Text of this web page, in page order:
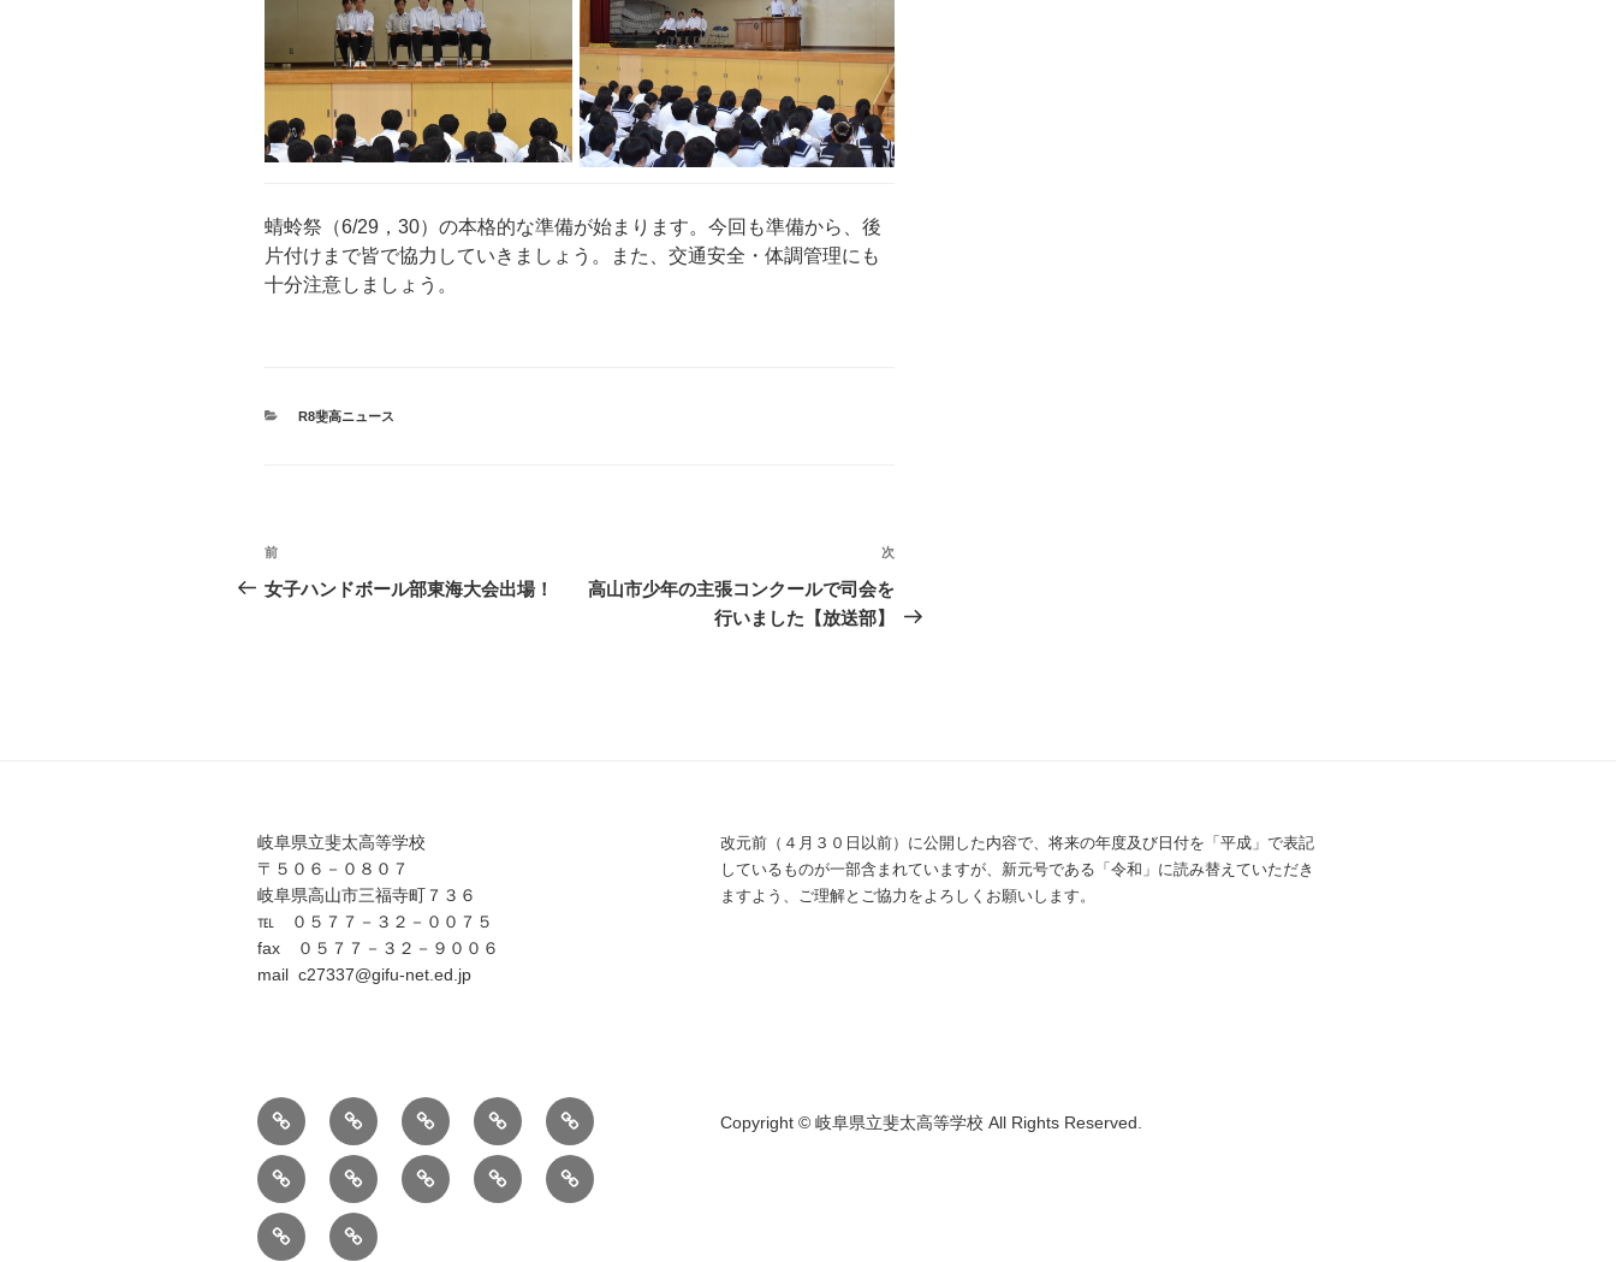
蜻蛉祭（6/29，30）の本格的な準備が始まります。今回も準備から、後
片付けまで皆で協力していきましょう。また、交通安全・体調管理にも
十分注意しましょう。
カ
R8斐高ニュース
投
稿
ョ
ン
前
の
前
女子ハンドボール部東海大会出場！
次
投
次
高山市少年の主張コンクールで司会を
行いました【放送部】
岐阜県立斐太高等学校
〒５０６－０８０７
岐阜県高山市三福寺町７３６
℡ ０５７７－３２－００７５
fax ０５７７－３２－９００６
mail c27337@gifu-net.ed.jp
改元前（４月３０日以前）に公開した内容で、将来の年度及び日付を「平成」で表記
しているものが一部含まれていますが、新元号である「令和」に読み替えていただき
ますよう、ご理解とご協力をよろしくお願いします。
学
校
案
内
行
事・
活
動
探
究・
DX
斐
高
ニ
ュ
在
校
生・
保
中
学
生
卒
業
生
English 学
校
進
路
有
斐
入
学
Copyright © 岐阜県立斐太高等学校 All Rights Reserved.